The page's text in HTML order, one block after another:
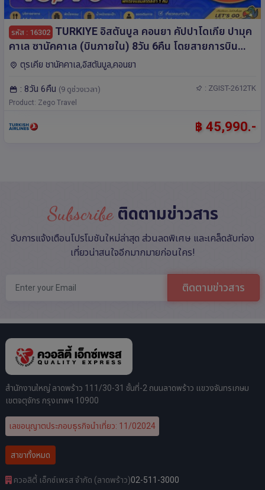
รหัส : 16302 TURKIYE อิสตันบูล คอนยา คัปปาโดเกีย ปามุค
คาเล ซานัคคาเล (บินภายใน) 8วัน 6คืน โดยสายการบิน
Turkish Airlines (TK)
ตุรเคีย ชานัคคาเล,อิสตันบูล,คอนยา
: 8วัน 6คืน (9 ดูช่วงเวลา) : ZGIST-2612TK
Product: Zego Travel
฿ 45,990.-
Subscribe ติดตามข่าวสาร
รับการแจ้งเตือนโปรโมชันใหม่ล่าสุด ส่วนลดพิเศษ และเคล็ดลับท่อง
เที่ยวน่าสนใจอีกมากมายก่อนใคร!
ติดตามข่าวสาร
สำนักงานใหญ่ ลาดพร้าว 111/30-31 ชั้นที่-2 ถนนลาดพร้าว แขวงจันทรเกษม
เขตจตุจักร กรุงเทพฯ 10900
เลขอนุญาตประกอบธุรกิจนำเที่ยว: 11/02024
สาขาทั้งหมด
ควอลิตี้ เอ็กซ์เพรส จำกัด (ลาดพร้าว)02-511-3000